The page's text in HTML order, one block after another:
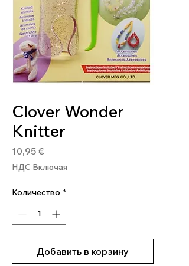
Clover Wonder
Knitter
10,95 €
НДС Включая
Количество *
Добавить в корзину